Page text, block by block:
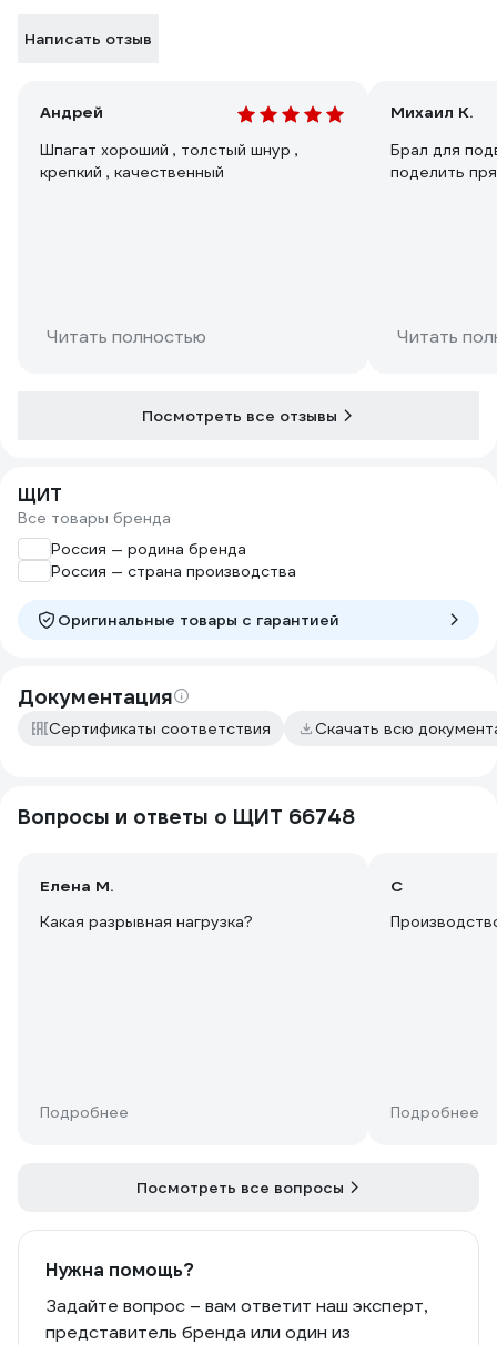
Написать отзыв
Андрей
Шпагат хороший , толстый шнур ,
крепкий , качественный
Читать полностью
Михаил К.
Брал для
поделить
Читать
Посмотреть все отзывы
ЩИТ
Все товары бренда
Россия — родина бренда
Россия — страна производства
Оригинальные товары c гарантией
Документация
Сертификаты соответствия Скачать всю
Вопросы и ответы о ЩИТ 66748
Елена М.
Какая разрывная нагрузка?
Подробнее
С
Подробнее
Посмотреть все вопросы
Нужна помощь?
Задайте вопрос – вам ответит наш эксперт,
представитель бренда или один из